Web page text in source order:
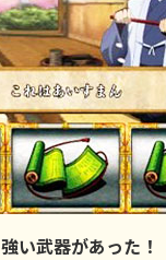
い武器があった！